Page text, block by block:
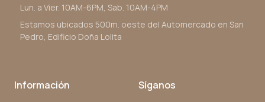
Lun. a Vier. 10AM-6PM, Sab. 10AM-4PM
Estamos ubicados 500m. oeste del Automercado en San
Pedro, Edificio Doña Lolita
Información Síganos